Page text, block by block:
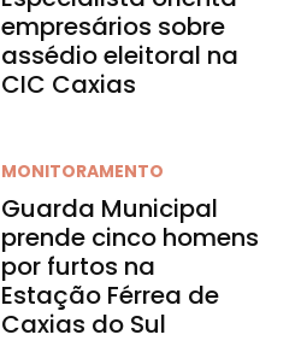
empresários sobre
assédio eleitoral na
CIC Caxias
MONITORAMENTO
Guarda Municipal
prende cinco homens
por furtos na
Estação Férrea de
Caxias do Sul